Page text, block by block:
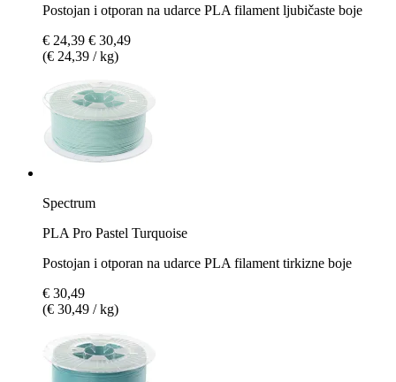
Postojan i otporan na udarce PLA filament ljubičaste boje
€ 24,39 € 30,49
(€ 24,39 / kg)
Spectrum
PLA Pro Pastel Turquoise
Postojan i otporan na udarce PLA filament tirkizne boje
€ 30,49
(€ 30,49 / kg)